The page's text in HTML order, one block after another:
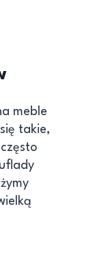
meble
takie,